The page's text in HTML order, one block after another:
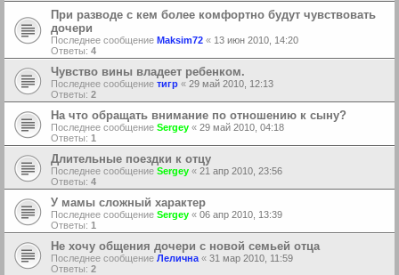
При разводе с кем более комфортно будут чувствовать
дочери
Последнее сообщение Maksim72 « 13 июн 2010, 14:20
Ответы: 4
Чувство вины владеет ребенком.
Последнее сообщение тигр « 29 май 2010, 12:13
Ответы: 2
На что обращать внимание по отношению к сыну?
Последнее сообщение Sergey « 29 май 2010, 04:18
Ответы: 1
Длительные поездки к отцу
Последнее сообщение Sergey « 21 апр 2010, 23:56
Ответы: 4
У мамы сложный характер
Последнее сообщение Sergey « 06 апр 2010, 13:39
Ответы: 1
Не хочу общения дочери с новой семьей отца
Последнее сообщение Лелична « 31 мар 2010, 11:59
Ответы: 2